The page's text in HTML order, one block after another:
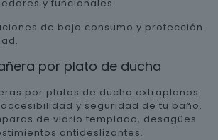
y funcionales.
de bajo consumo y protección
por plato de ducha
por platos de ducha extraplanos
y seguridad de tu baño.
de vidrio templado, desagües
antideslizantes.